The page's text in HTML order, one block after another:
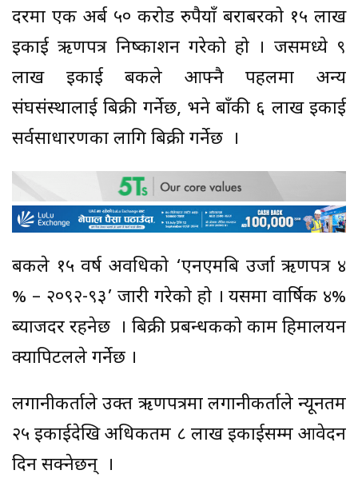
दरमा एक अर्ब ५० करोड रुपैयाँ बराबरको १५ लाख
इकाई ऋणपत्र निष्काशन गरेको हो । जसमध्ये ९
लाख इकाई बैंकले आफ्नै पहलमा अन्य
संघसंस्थालाई बिक्री गर्नेछ, भने बाँकी ६ लाख इकाई
सर्वसाधारणका लागि बिक्री गर्नेछ ।
बैंकले १५ वर्ष अवधिको ‘एनएमबि उर्जा ऋणपत्र ४
% – २०९२-९३’ जारी गरेको हो । यसमा वार्षिक ४%
ब्याजदर रहनेछ । बिक्री प्रबन्धकको काम हिमालयन
क्यापिटलले गर्नेछ ।
लगानीकर्ताले उक्त ऋणपत्रमा लगानीकर्ताले न्यूनतम
२५ इकाईदेखि अधिकतम ८ लाख इकाईसम्म आवेदन
दिन सक्नेछन् ।